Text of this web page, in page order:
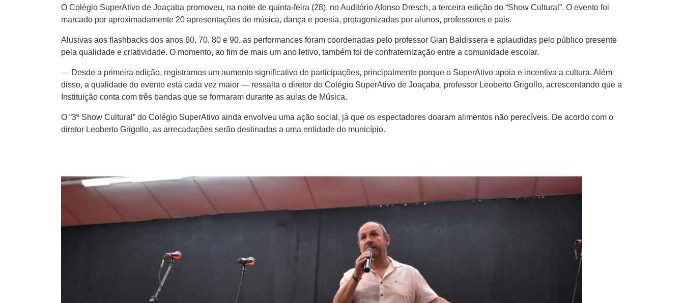
O Colégio SuperAtivo de Joaçaba promoveu, na noite de quinta-feira (28), no Auditório Afonso Dresch, a terceira edição do “Show Cultural”. O evento foi
marcado por aproximadamente 20 apresentações de música, dança e poesia, protagonizadas por alunos, professores e pais.
Alusivas aos flashbacks dos anos 60, 70, 80 e 90, as performances foram coordenadas pelo professor Gian Baldissera e aplaudidas pelo público presente
pela qualidade e criatividade. O momento, ao fim de mais um ano letivo, também foi de confraternização entre a comunidade escolar.
— Desde a primeira edição, registramos um aumento significativo de participações, principalmente porque o SuperAtivo apoia e incentiva a cultura. Além
disso, a qualidade do evento está cada vez maior — ressalta o diretor do Colégio SuperAtivo de Joaçaba, professor Leoberto Grigollo, acrescentando que a
Instituição conta com três bandas que se formaram durante as aulas de Música.
O “3º Show Cultural” do Colégio SuperAtivo ainda envolveu uma ação social, já que os espectadores doaram alimentos não perecíveis. De acordo com o
diretor Leoberto Grigollo, as arrecadações serão destinadas a uma entidade do município.